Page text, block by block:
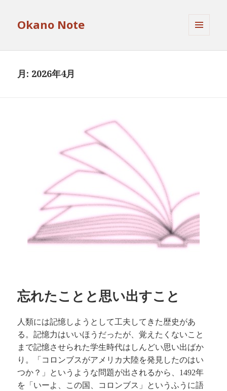
Okano Note
ーとウ
月: 2026年4月
忘れたことと思い出すこと
人類には記憶しようとして工夫してきた歴史があ
る。記憶力はいいほうだったが、覚えたくないこと
まで記憶させられた学生時代はしんどい思い出ばか
り。「コロンブスがアメリカ大陸を発見したのはい
つか？」というような問題が出されるから、
1492年
を「いーよ、この国、コロンブス」というふうに語